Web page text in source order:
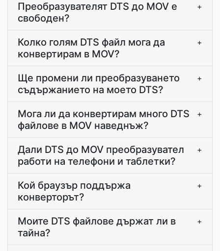
Преобразувателят DTS до MOV е
свободен?
+
Колко голям DTS файл мога да
конвертирам в MOV?
+
Ще промени ли преобразуването
съдържанието на моето DTS?
+
Мога ли да конвертирам много DTS
файлове в MOV наведнъж?
+
Дали DTS до MOV преобразувател
работи на телефони и таблетки?
+
Кой браузър поддържа
конверторът?
+
Моите DTS файлове държат ли в
тайна?
+